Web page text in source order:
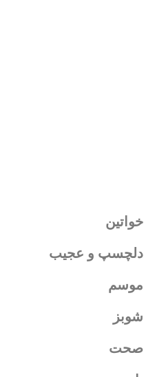
خواتین
دلچسپ و عجیب
موسم
شوبز
صحت